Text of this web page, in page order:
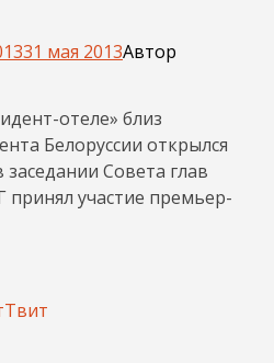
31 мая 2013Автор
отеле» близ
Белоруссии открылся
Совета глав
принял участие премьер-
Твит